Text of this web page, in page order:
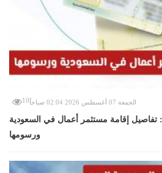
الجمعة 07 أغسطس 2026 02:04 صباحاً 10
إقامة مستثمر أعمال في السعودية
ورسومها